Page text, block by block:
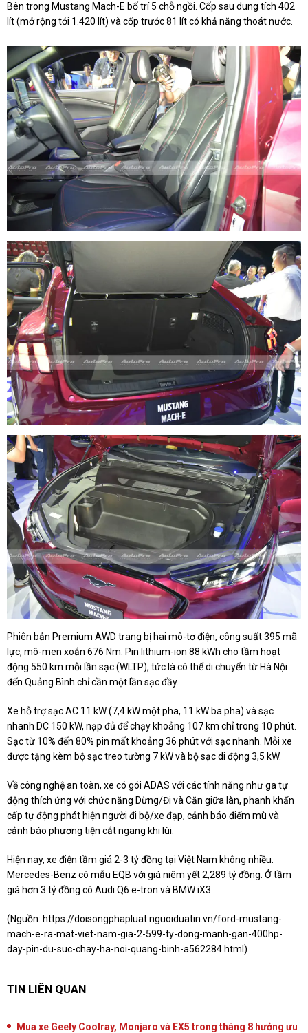
Bên trong Mustang Mach-E bố trí 5 chỗ ngồi. Cốp sau dung tích 402
lít (mở rộng tới 1.420 lít) và cốp trước 81 lít có khả năng thoát nước.
Phiên bản Premium AWD trang bị hai mô-tơ điện, công suất 395 mã
lực, mô-men xoắn 676 Nm. Pin lithium-ion 88 kWh cho tầm hoạt
động 550 km mỗi lần sạc (WLTP), tức là có thể di chuyển từ Hà Nội
đến Quảng Bình chỉ cần một lần sạc đầy.
Xe hỗ trợ sạc AC 11 kW (7,4 kW một pha, 11 kW ba pha) và sạc
nhanh DC 150 kW, nạp đủ để chạy khoảng 107 km chỉ trong 10 phút.
Sạc từ 10% đến 80% pin mất khoảng 36 phút với sạc nhanh. Mỗi xe
được tặng kèm bộ sạc treo tường 7 kW và bộ sạc di động 3,5 kW.
Về công nghệ an toàn, xe có gói ADAS với các tính năng như ga tự
động thích ứng với chức năng Dừng/Đi và Căn giữa làn, phanh khẩn
cấp tự động phát hiện người đi bộ/xe đạp, cảnh báo điểm mù và
cảnh báo phương tiện cắt ngang khi lùi.
Hiện nay, xe điện tầm giá 2-3 tỷ đồng tại Việt Nam không nhiều.
Mercedes-Benz có mẫu EQB với giá niêm yết 2,289 tỷ đồng. Ở tầm
giá hơn 3 tỷ đồng có Audi Q6 e-tron và BMW iX3.
(Nguồn: https://doisongphapluat.nguoiduatin.vn/ford-mustang-
mach-e-ra-mat-viet-nam-gia-2-599-ty-dong-manh-gan-400hp-
day-pin-du-suc-chay-ha-noi-quang-binh-a562284.htm l)
TIN LIÊN QUAN
Mua xe Geely Coolray, Monjaro và EX5 trong tháng 8 hưởng ưu